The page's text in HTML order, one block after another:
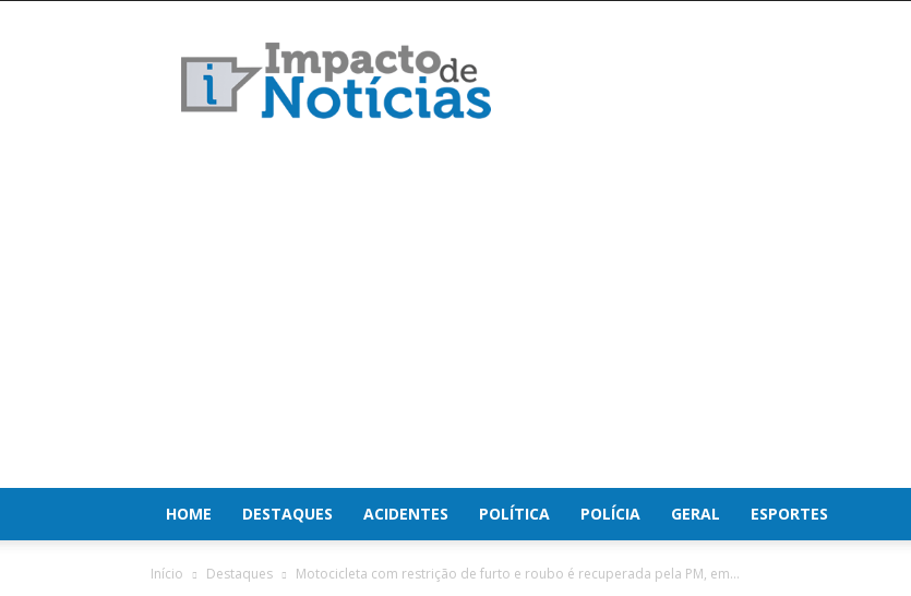
de
Notícias
HOME DESTAQUES ACIDENTES POLÍTICA POLÍCIA GERAL ESPORTES
Início Destaques Motocicleta com restrição de furto e roubo é recuperada pela PM, em...